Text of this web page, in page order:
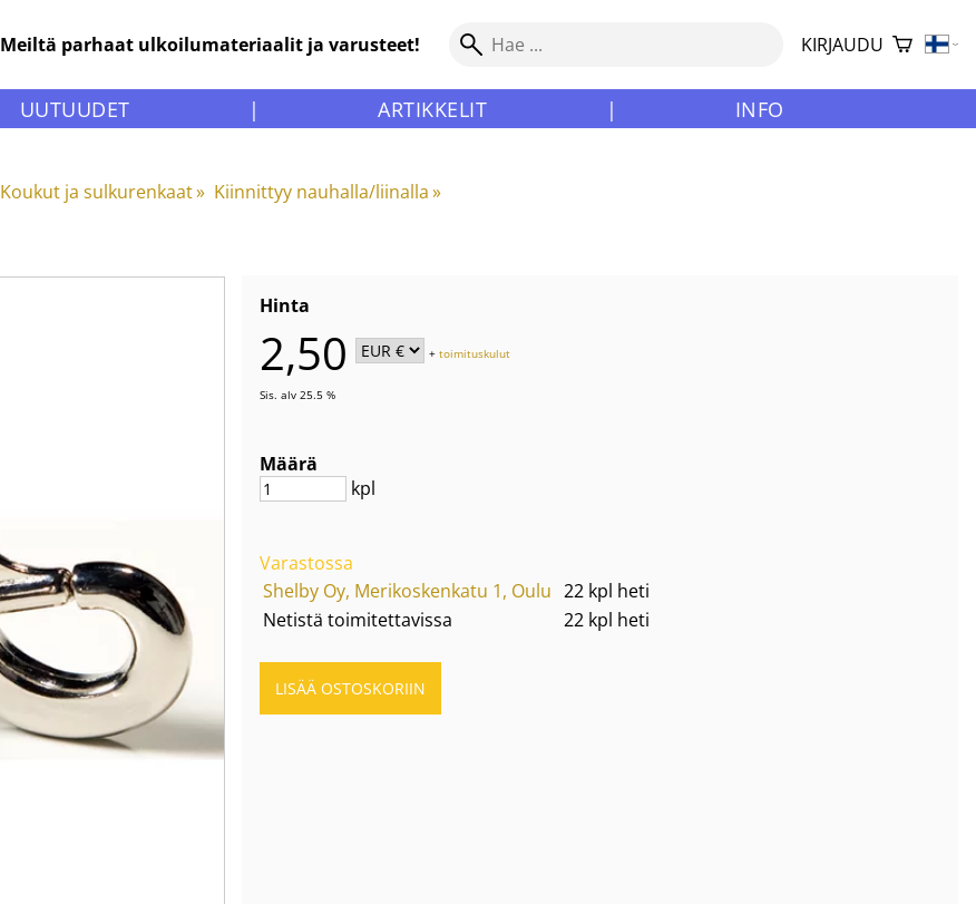
Meiltä parhaat ulkoilumateriaalit ja varusteet! KIRJAUDU
UUTUUDET | ARTIKKELIT | INFO
Koukut ja sulkurenkaat‪» Kiinnittyy nauhalla/liinalla‪»
Hinta
2,50 +toimituskulut
Sis. alv 25.5 %
Määrä
kpl
Varastossa
Shelby Oy, Merikoskenkatu 1, Oulu 22 kpl heti
Netistä toimitettavissa
22 kpl heti